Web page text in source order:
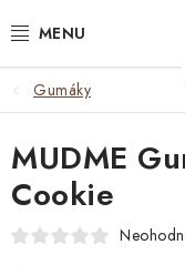
na
ZĽAVY
OBLEČENIE
VÝBAVA
Gumáky
MUDME
Cookie